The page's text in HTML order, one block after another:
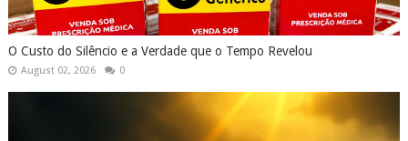
O Custo do Silêncio e a Verdade que o Tempo Revelou
August 02, 2026 0